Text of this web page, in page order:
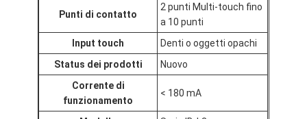
Punti di contatto
2 punti Multi-touch fino
a 10 punti
Input touch
Denti o oggetti opachi
Status dei prodotti
Nuovo
Corrente di
funzionamento
< 180 mA